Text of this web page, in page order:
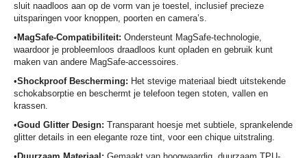
sluit naadloos aan op de vorm van je toestel, inclusief precieze
uitsparingen voor knoppen, poorten en camera’s.
• MagSafe-Compatibiliteit: Ondersteunt MagSafe-technologie,
waardoor je probleemloos draadloos kunt opladen en gebruik kunt
maken van andere MagSafe-accessoires.
•Shockproof Bescherming: Het stevige materiaal biedt uitstekende
schokabsorptie en beschermt je telefoon tegen stoten, vallen en
krassen.
•Goud Glitter Design: Transparant hoesje met subtiele, sprankelende
glitter details in een elegante roze tint, voor een chique uitstraling.